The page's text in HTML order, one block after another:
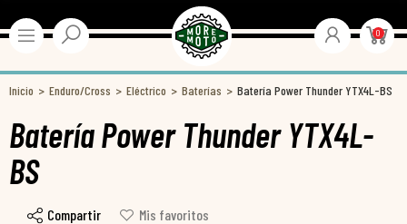
0
Inicio Enduro/Cross Eléctrico Baterías Batería Power Thunder YTX4L-BS
Batería Power Thunder YTX4L-
BS
Compartir
Mis favoritos